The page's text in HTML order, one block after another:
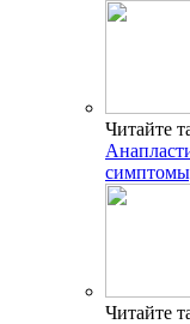
Читайте
Читайте